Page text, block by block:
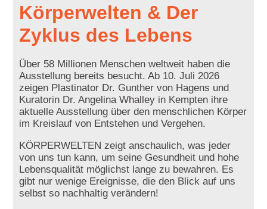
Körperwelten & Der
Zyklus des Lebens
Über 58 Millionen Menschen weltweit haben die
Ausstellung bereits besucht. Ab 10. Juli 2026
zeigen Plastinator Dr. Gunther von Hagens und
Kuratorin Dr. Angelina Whalley in Kempten ihre
aktuelle Ausstellung über den menschlichen Körper
im Kreislauf von Entstehen und Vergehen.
KÖRPERWELTEN zeigt anschaulich, was jeder
von uns tun kann, um seine Gesundheit und hohe
Lebensqualität möglichst lange zu bewahren. Es
gibt nur wenige Ereignisse, die den Blick auf uns
selbst so nachhaltig verändern!